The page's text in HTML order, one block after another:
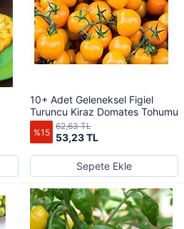
10+ Adet Geleneksel Figiel
Turuncu Kiraz Domates Tohumu
%15 53,23 TL
62,63 TL
Sepete Ekle